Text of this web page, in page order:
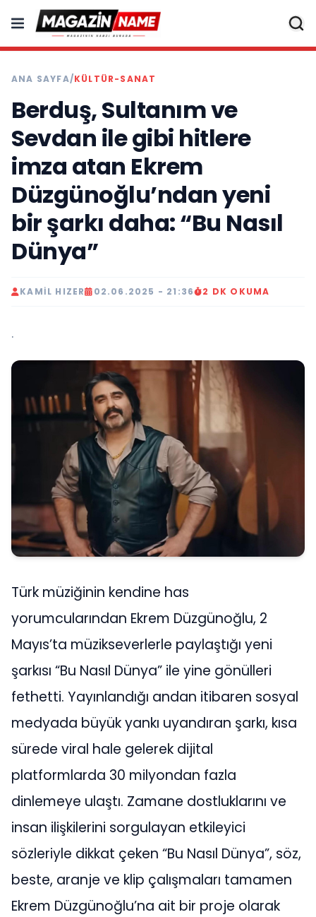
ANA SAYFA/KÜLTÜR-SANAT
Berduş, Sultanım ve
Sevdan ile gibi hitlere
imza atan Ekrem
Düzgünoğlu’ndan yeni
bir şarkı daha: “Bu Nasıl
Dünya”
KAMIL HIZER 02.06.2025 - 21:36 2 DK OKUMA
.
Türk müziğinin kendine has
yorumcularından Ekrem Düzgünoğlu, 2
Mayıs’ta müzikseverlerle paylaştığı yeni
şarkısı “Bu Nasıl Dünya” ile yine gönülleri
fethetti. Yayınlandığı andan itibaren sosyal
medyada büyük yankı uyandıran şarkı, kısa
sürede viral hale gelerek dijital
platformlarda 30 milyondan fazla
dinlemeye ulaştı. Zamane dostluklarını ve
insan ilişkilerini sorgulayan etkileyici
sözleriyle dikkat çeken “Bu Nasıl Dünya”, söz,
beste, aranje ve klip çalışmaları tamamen
Ekrem Düzgünoğlu’na ait bir proje olarak